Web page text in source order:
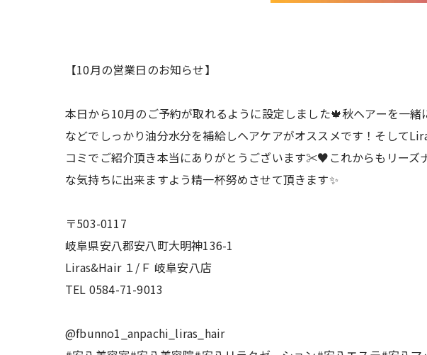
【10月の営業日のお知らせ】
本日から10月のご予約が取れるように設定しました🍁秋ヘアーを一
などでしっかり油分水分を補給しヘアケアがオススメです！そして
コミでご紹介頂き本当にありがとうございます✂️♥これからもリーズ
な気持ちに出来ますよう精一杯努めさせて頂きます✨
〒503-0117
岐阜県安八郡安八町大明神136-1
Liras&Hair １/Ｆ 岐阜安八店
TEL 0584-71-9013
@fbunno1_anpachi_liras_hair